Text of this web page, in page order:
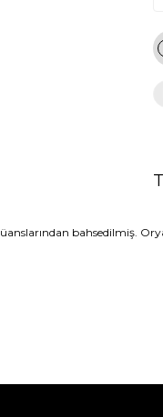
bahsedilmiş.